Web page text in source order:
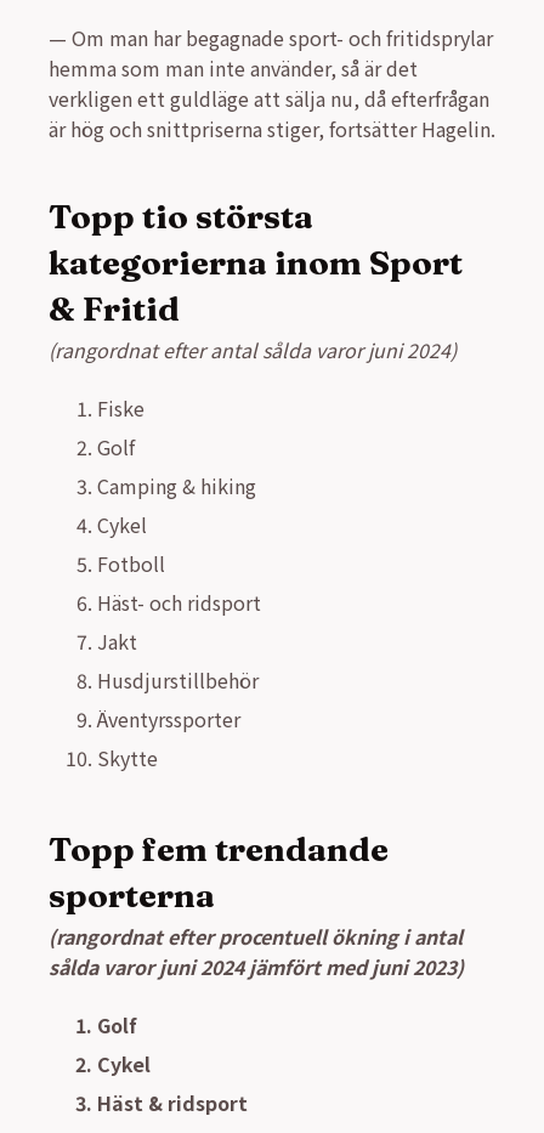
— Om man har begagnade sport- och fritidsprylar
hemma som man inte använder, så är det
verkligen ett guldläge att sälja nu, då efterfrågan
är hög och snittpriserna stiger, fortsätter Hagelin.
Topp tio största
kategorierna inom Sport
& Fritid
(rangordnat efter antal sålda varor juni 2024)
Fiske
Golf
Camping & hiking
Cykel
Fotboll
Häst- och ridsport
Jakt
Husdjurstillbehör
Äventyrssporter
Skytte
Topp fem trendande
sporterna
(rangordnat efter procentuell ökning i antal
sålda varor juni 2024 jämfört med juni 2023)
Golf
Cykel
Häst & ridsport